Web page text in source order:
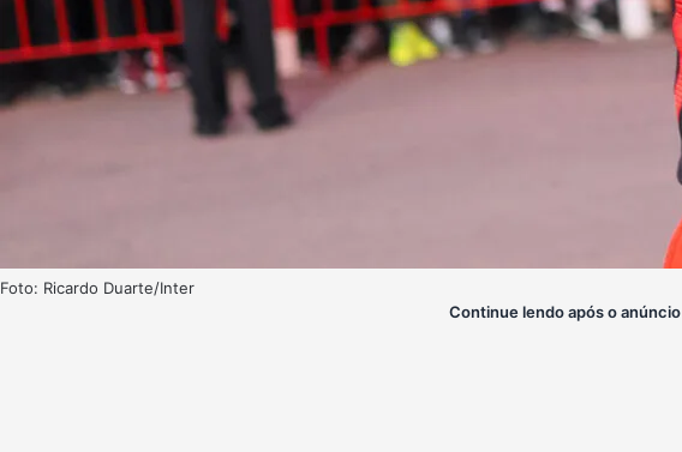
Foto: Ricardo Duarte/Inter
Continue lendo após o anúncio